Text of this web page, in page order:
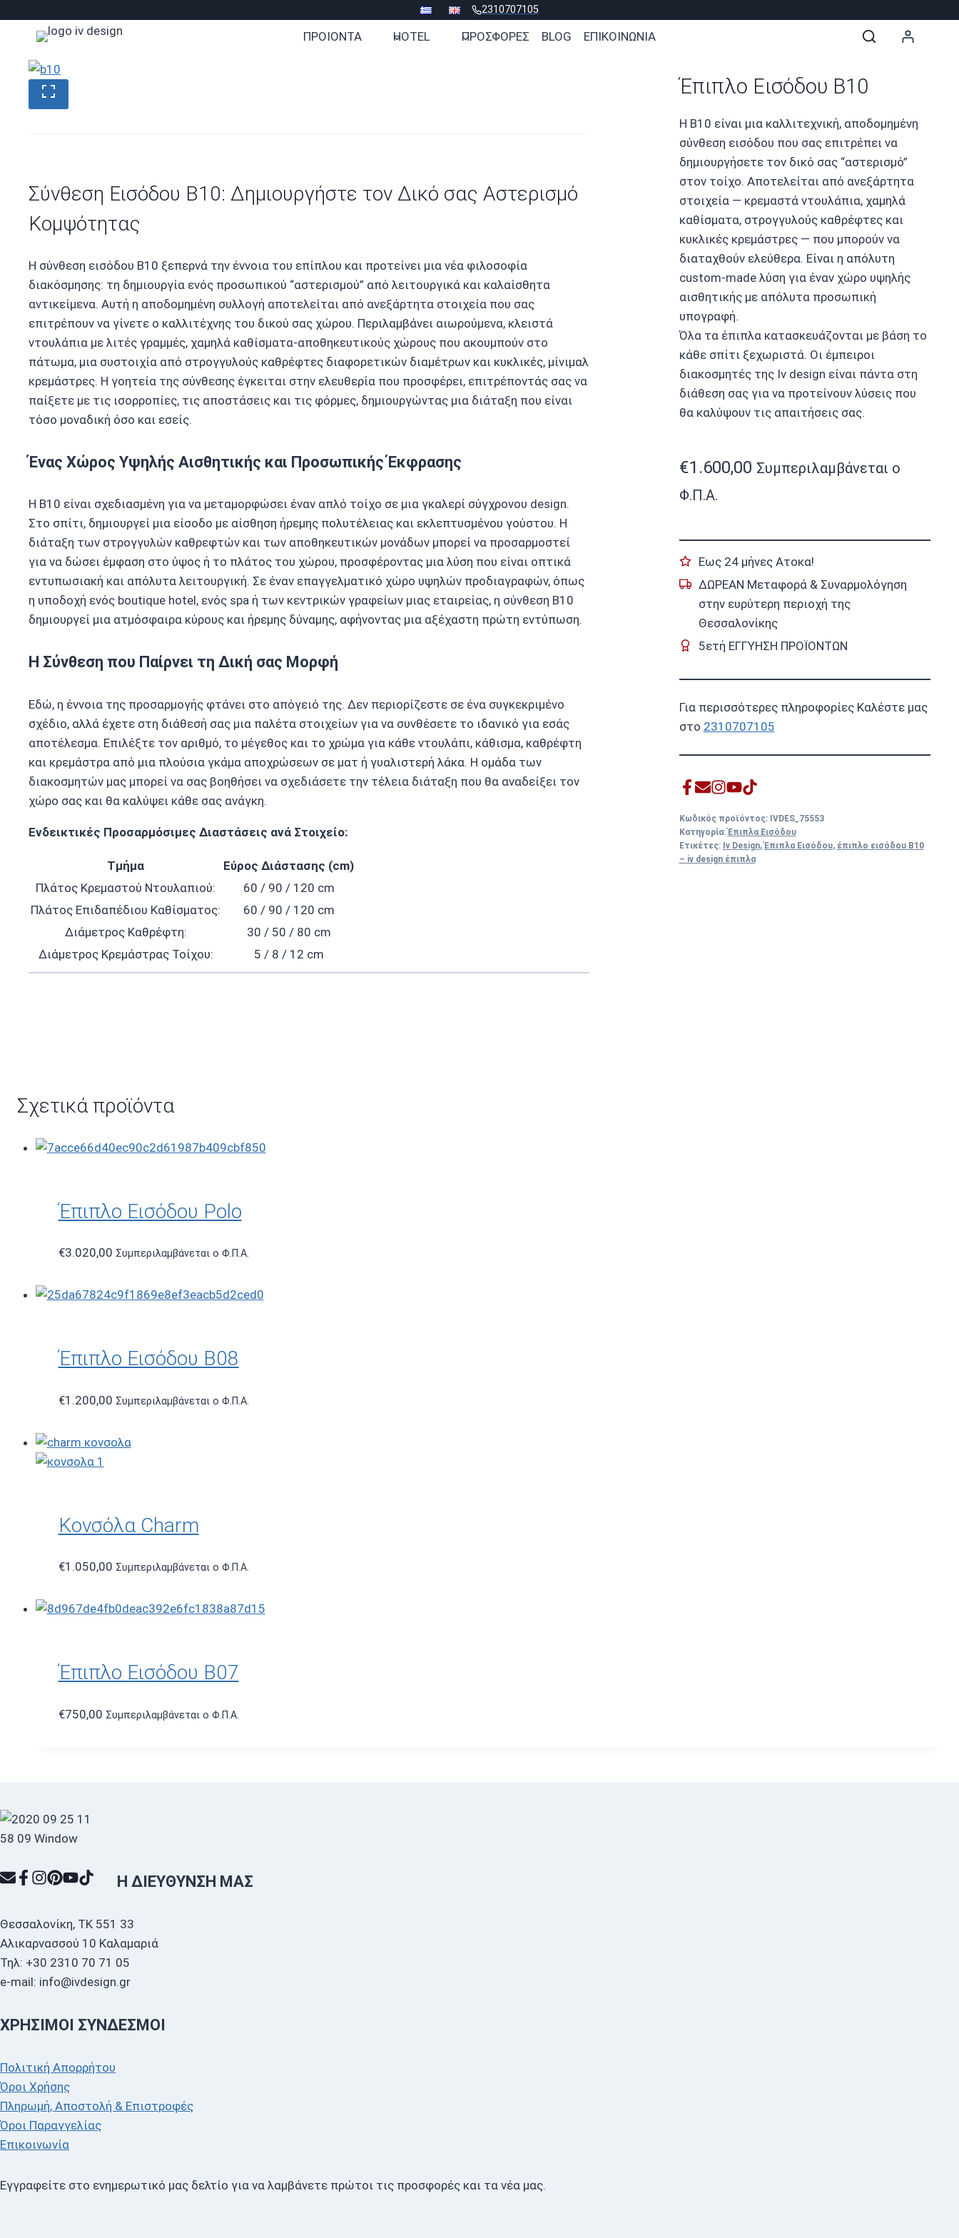
2310707105
ΠΡΟΙΟΝΤΑ HOTEL ΠΡΟΣΦΟΡΕΣ BLOG ΕΠΙΚΟΙΝΩΝΙΑ
Σύνθεση Εισόδου B10: Δημιουργήστε τον Δικό σας Αστερισμό
Κομψότητας
Η σύνθεση εισόδου B10 ξεπερνά την έννοια του επίπλου και προτείνει μια νέα φιλοσοφία
διακόσμησης: τη δημιουργία ενός προσωπικού “αστερισμού” από λειτουργικά και καλαίσθητα
αντικείμενα. Αυτή η αποδομημένη συλλογή αποτελείται από ανεξάρτητα στοιχεία που σας
επιτρέπουν να γίνετε ο καλλιτέχνης του δικού σας χώρου. Περιλαμβάνει αιωρούμενα, κλειστά
ντουλάπια με λιτές γραμμές, χαμηλά καθίσματα-αποθηκευτικούς χώρους που ακουμπούν στο
πάτωμα, μια συστοιχία από στρογγυλούς καθρέφτες διαφορετικών διαμέτρων και κυκλικές, μίνιμαλ
κρεμάστρες. Η γοητεία της σύνθεσης έγκειται στην ελευθερία που προσφέρει, επιτρέποντάς σας να
παίξετε με τις ισορροπίες, τις αποστάσεις και τις φόρμες, δημιουργώντας μια διάταξη που είναι
τόσο μοναδική όσο και εσείς.
Ένας Χώρος Υψηλής Αισθητικής και Προσωπικής Έκφρασης
Η B10 είναι σχεδιασμένη για να μεταμορφώσει έναν απλό τοίχο σε μια γκαλερί σύγχρονου design.
Στο σπίτι, δημιουργεί μια είσοδο με αίσθηση ήρεμης πολυτέλειας και εκλεπτυσμένου γούστου. Η
διάταξη των στρογγυλών καθρεφτών και των αποθηκευτικών μονάδων μπορεί να προσαρμοστεί
για να δώσει έμφαση στο ύψος ή το πλάτος του χώρου, προσφέροντας μια λύση που είναι οπτικά
εντυπωσιακή και απόλυτα λειτουργική. Σε έναν επαγγελματικό χώρο υψηλών προδιαγραφών, όπως
η υποδοχή ενός boutique hotel, ενός spa ή των κεντρικών γραφείων μιας εταιρείας, η σύνθεση B10
δημιουργεί μια ατμόσφαιρα κύρους και ήρεμης δύναμης, αφήνοντας μια αξέχαστη πρώτη εντύπωση.
Η Σύνθεση που Παίρνει τη Δική σας Μορφή
Εδώ, η έννοια της προσαρμογής φτάνει στο απόγειό της. Δεν περιορίζεστε σε ένα συγκεκριμένο
σχέδιο, αλλά έχετε στη διάθεσή σας μια παλέτα στοιχείων για να συνθέσετε το ιδανικό για εσάς
αποτέλεσμα. Επιλέξτε τον αριθμό, το μέγεθος και το χρώμα για κάθε ντουλάπι, κάθισμα, καθρέφτη
και κρεμάστρα από μια πλούσια γκάμα αποχρώσεων σε ματ ή γυαλιστερή λάκα. Η ομάδα των
διακοσμητών μας μπορεί να σας βοηθήσει να σχεδιάσετε την τέλεια διάταξη που θα αναδείξει τον
χώρο σας και θα καλύψει κάθε σας ανάγκη.
Ενδεικτικές Προσαρμόσιμες Διαστάσεις ανά Στοιχείο:
Τμήμα
Εύρος Διάστασης (cm)
Πλάτος Κρεμαστού Ντουλαπιού:
60 / 90 / 120 cm
Πλάτος Επιδαπέδιου Καθίσματος:
60 / 90 / 120 cm
Διάμετρος Καθρέφτη:
30 / 50 / 80 cm
Διάμετρος Κρεμάστρας Τοίχου:
5 / 8 / 12 cm
Έπιπλο Εισόδου B10
Η B10 είναι μια καλλιτεχνική, αποδομημένη
σύνθεση εισόδου που σας επιτρέπει να
δημιουργήσετε τον δικό σας “αστερισμό”
στον τοίχο. Αποτελείται από ανεξάρτητα
στοιχεία — κρεμαστά ντουλάπια, χαμηλά
καθίσματα, στρογγυλούς καθρέφτες και
κυκλικές κρεμάστρες — που μπορούν να
διαταχθούν ελεύθερα. Είναι η απόλυτη
custom-made λύση για έναν χώρο υψηλής
αισθητικής με απόλυτα προσωπική
υπογραφή.
Όλα τα έπιπλα κατασκευάζονται με βάση το
κάθε σπίτι ξεχωριστά. Οι έμπειροι
διακοσμητές της Iv design είναι πάντα στη
διάθεση σας για να προτείνουν λύσεις που
θα καλύψουν τις απαιτήσεις σας.
€1.600,00 Συμπεριλαμβάνεται ο
Φ.Π.Α.
Εως 24 μήνες Ατοκα!
ΔΩΡΕΑΝ Μεταφορά & Συναρμολόγηση
στην ευρύτερη περιοχή της
Θεσσαλονίκης
5ετή ΕΓΓΥΗΣΗ ΠΡΟΪΟΝΤΩΝ
Για περισσότερες πληροφορίες Καλέστε μας
στο 2310707105
Κωδικός προϊόντος: IVDES_75553
Κατηγορία:Έπιπλα Εισόδου
Ετικέτες: Iv Design,Έπιπλα Εισόδου, έπιπλο εισόδου Β10
– iv design έπιπλα
Σχετικά προϊόντα
Έπιπλο Εισόδου Polo
€3.020,00 Συμπεριλαμβάνεται ο Φ.Π.Α.
Έπιπλο Εισόδου B08
€1.200,00 Συμπεριλαμβάνεται ο Φ.Π.Α.
Κονσόλα Charm
€1.050,00 Συμπεριλαμβάνεται ο Φ.Π.Α.
Έπιπλο Εισόδου B07
€750,00 Συμπεριλαμβάνεται ο Φ.Π.Α.
Η ΔΙΕΎΘΥΝΣΗ ΜΑΣ
Θεσσαλονίκη, ΤΚ 551 33
Αλικαρνασσού 10 Καλαμαριά
Τηλ: +30 2310 70 71 05
e-mail: info@ivdesign.gr
ΧΡΉΣΙΜΟΙ ΣΎΝΔΕΣΜΟΙ
Πολιτική Απορρήτου
Όροι Χρήσης
Πληρωμή, Αποστολή & Επιστροφές
Όροι Παραγγελίας
Επικοινωνία
Εγγραφείτε στο ενημερωτικό μας δελτίο για να λαμβάνετε πρώτοι τις προσφορές και τα νέα μας.